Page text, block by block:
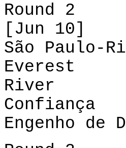
Round 2
[Jun 10]
São
Everest
River
Confiança
Engenho de